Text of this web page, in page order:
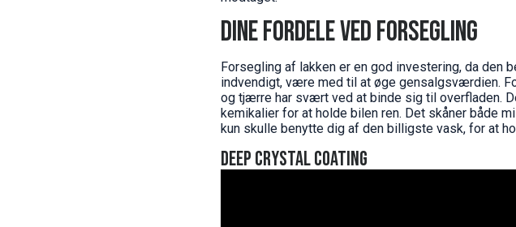
Dine fordele ved forsegling
Forsegling af lakken er en god investering, da den
indvendigt, være med til at øge gensalgsværdien.
og tjærre har svært ved at binde sig til overfladen.
kemikalier for at holde bilen ren. Det skåner både
kun skulle benytte dig af den billigste vask, for at
Deep Crystal Coating